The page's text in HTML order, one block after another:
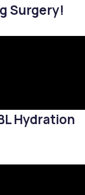
Surgery!
Hydration